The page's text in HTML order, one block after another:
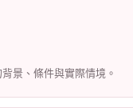
景、條件與實際情境。